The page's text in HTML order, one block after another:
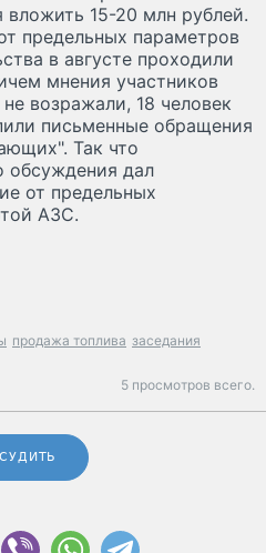
вложить 15-20 млн рублей.
предельных параметров
в августе проходили
мнения участников
возражали, 18 человек
письменные обращения
Так что
обсуждения дал
от предельных
АЗС.
продажа топлива заседания
5 просмотров всего.